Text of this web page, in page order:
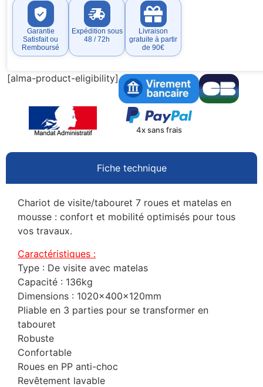
Garantie
Satisfait ou
Remboursé
Expédition sous
48 / 72h
Livraison
gratuite à partir
de 90€
[alma-product-eligibility]
4x sans frais
Fiche technique
Chariot de visite/tabouret 7 roues et matelas en
mousse : confort et mobilité optimisés pour tous
vos travaux.
Caractéristiques :
Type : De visite avec matelas
Capacité : 136kg
Dimensions : 1020x400x120mm
Pliable en 3 parties pour se transformer en
tabouret
Robuste
Confortable
Roues en PP anti-choc
Revêtement lavable